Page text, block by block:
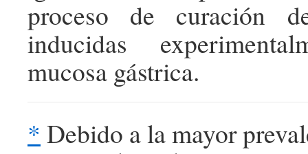
proceso de curación
inducidas
mucosa gástrica.
* Debido a la mayor